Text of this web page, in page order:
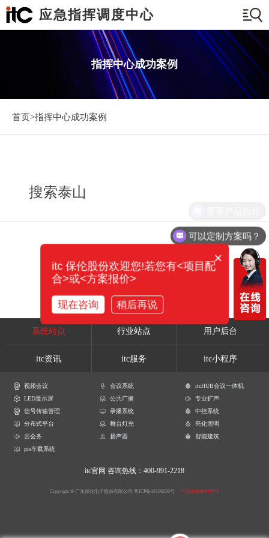
应急指挥调度中心
指挥中心成功案例
首页>指挥中心成功案例
搜索泰山
系统站点 行业站点 用户后台
itc资讯 itc服务 itc小程序
视频会议 会议系统
itcHUB会议一体机
LED显示屏
公共广播
专业扩声
信号传输管理
录播系统
中控系统
分布式平台
舞台灯光
亮化照明
云会务
扬声器
智能建筑
pis车载系统
itc官网 咨询热线：400-991-2218
Copyright © 广东保伦电子股份有限公司 粤ICP备16106620号 产品参数解释声明
可以定制方案吗？
×
itc 保伦股份欢迎您!若您有<项目配
合>或<方案报价>
现在咨询 稍后再说